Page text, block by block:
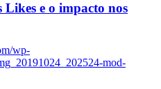
e o impacto nos
wp-
mod-